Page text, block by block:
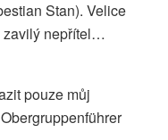
Stan). Velice
zavilý nepřítel…
pouze můj